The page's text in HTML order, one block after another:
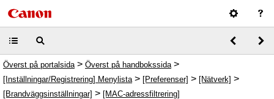
Överst på portalsida > Överst på handbokssida >
[Inställningar/Registrering] Menylista > [Preferenser] > [Nätverk] >
[Brandväggsinställningar] > [MAC-adressfiltrering]